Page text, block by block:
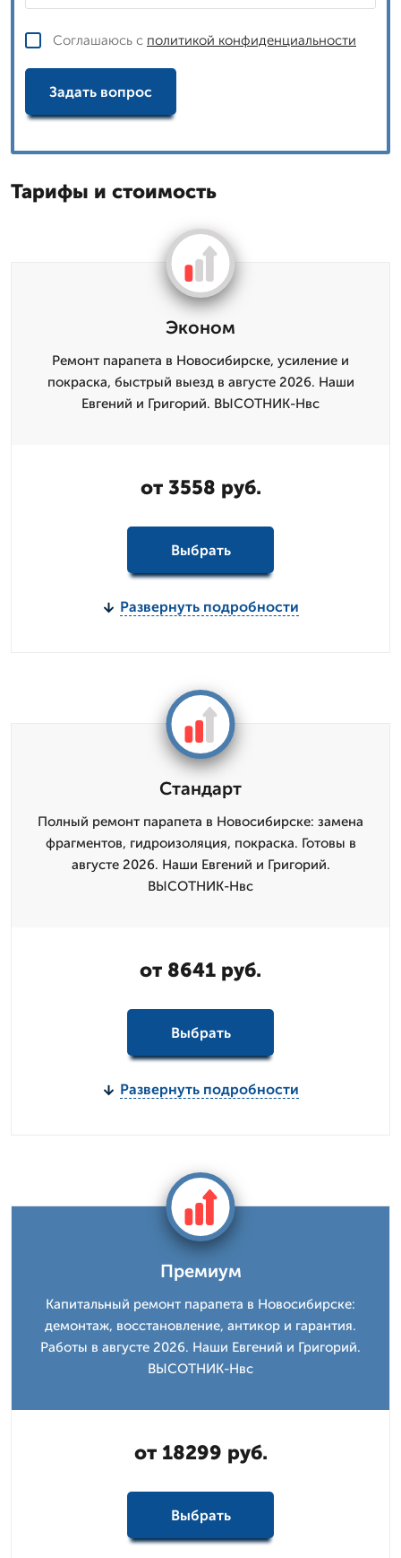
Соглашаюсь с политикой конфиденциальности
Задать вопрос
Тарифы и стоимость
Эконом
Ремонт парапета в Новосибирске, усиление и
покраска, быстрый выезд в августе 2026. Наши
Евгений и Григорий. ВЫСОТНИК-Нвс
от 3558 руб.
Выбрать
Развернуть подробности
Стандарт
Полный ремонт парапета в Новосибирске: замена
фрагментов, гидроизоляция, покраска. Готовы в
августе 2026. Наши Евгений и Григорий.
ВЫСОТНИК-Нвс
от 8641 руб.
Выбрать
Развернуть подробности
Премиум
Капитальный ремонт парапета в Новосибирске:
демонтаж, восстановление, антикор и гарантия.
Работы в августе 2026. Наши Евгений и Григорий.
ВЫСОТНИК-Нвс
от 18299 руб.
Выбрать